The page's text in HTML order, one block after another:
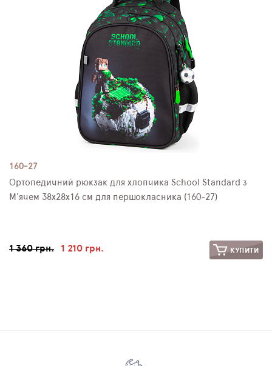
160-27
Ортопедичний рюкзак для хлопчика School Standard з
М'ячем 38х28х16 см для першокласника (160-27)
1 360 грн. 1 210 грн. КУПИТИ